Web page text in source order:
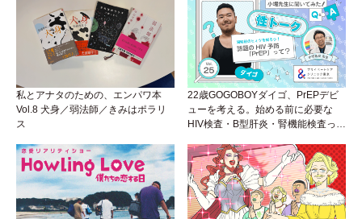
（Vol.26）
私とアナタのための、エンパワ本
Vol.8 犬身／弱法師／きみはポラリ
ス
22歳GOGOBOYダイゴ、PrEPデビ
ューを考える。始める前に必要な
HIV検査・B型肝炎・腎機能検査っ
性トーク～聞きにくいことは小堀先
生に聞けばイイ！（Vol.25）